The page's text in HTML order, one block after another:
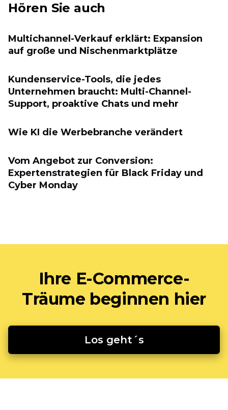
Hören Sie auch
Multichannel-Verkauf erklärt: Expansion
auf große und Nischenmarktplätze
Kundenservice-Tools, die jedes
Unternehmen braucht: Multi-Channel-
Support, proaktive Chats und mehr
Wie KI die Werbebranche verändert
Vom Angebot zur Conversion:
Expertenstrategien für Black Friday und
Cyber ​​Monday
Ihre E-Commerce-
Träume beginnen hier
Los geht´s